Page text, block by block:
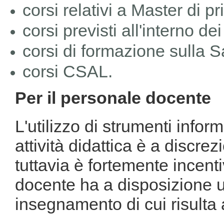
corsi relativi a Master di
corsi previsti all'interno
corsi di formazione sulla
corsi CSAL.
Per il personale docente
L'utilizzo di strumenti
attività didattica è a
tuttavia è fortemente
docente ha a disposizione
insegnamento di cui risulta